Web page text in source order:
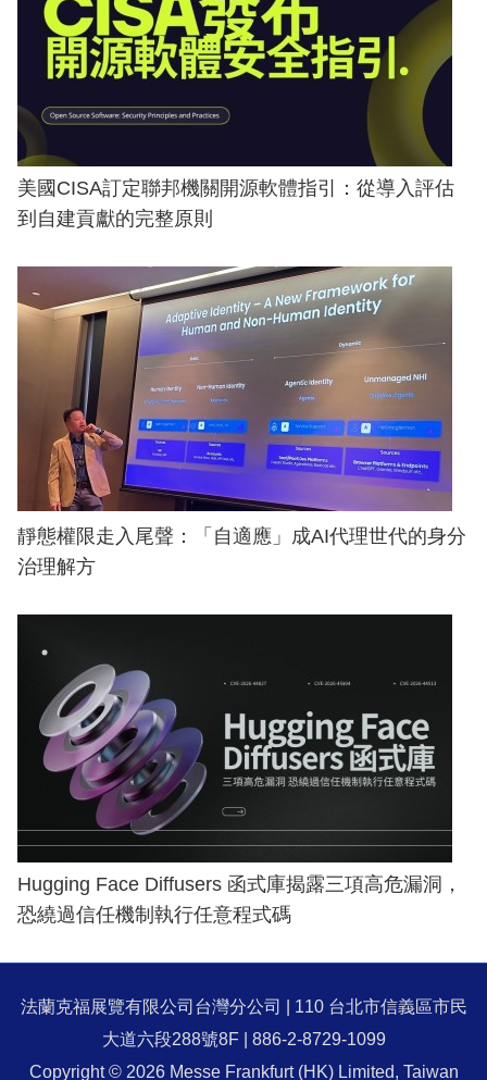
美國CISA訂定聯邦機關開源軟體指引：從導入評估
到自建貢獻的完整原則
靜態權限走入尾聲：「自適應」成AI代理世代的身分
治理解方
Hugging Face Diffusers 函式庫揭露三項高危漏洞，
恐繞過信任機制執行任意程式碼
法蘭克福展覽有限公司台灣分公司 | 110 台北市信義區市民
大道六段288號8F | 886-2-8729-1099
Copyright © 2026 Messe Frankfurt (HK) Limited, Taiwan